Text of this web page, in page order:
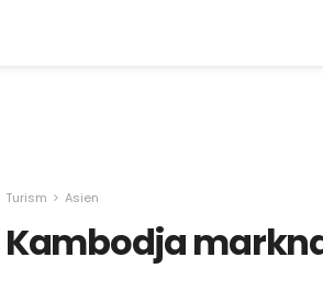
Turism Asien
Kambodja